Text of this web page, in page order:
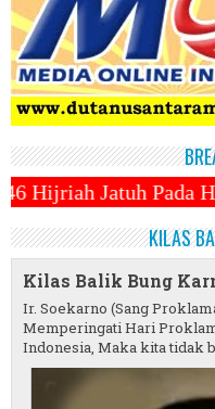
Sabtu 1 Maret
KILAS
Kilas Balik Bung
Ir. Soekarno (Sang
Memperingati Hari
Indonesia, Maka kita tidak